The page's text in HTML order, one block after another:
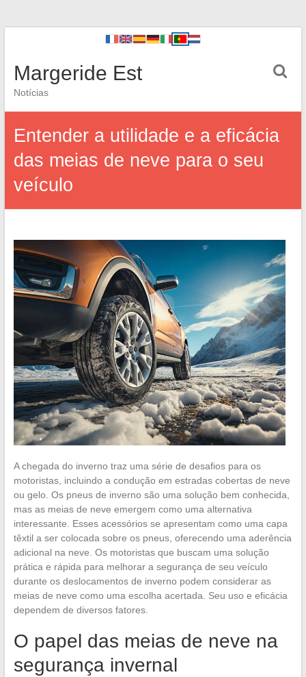
Margeride Est
Notícias
Entender a utilidade e a eficácia
das meias de neve para o seu
veículo
A chegada do inverno traz uma série de desafios para os
motoristas, incluindo a condução em estradas cobertas de neve
ou gelo. Os pneus de inverno são uma solução bem conhecida,
mas as meias de neve emergem como uma alternativa
interessante. Esses acessórios se apresentam como uma capa
têxtil a ser colocada sobre os pneus, oferecendo uma aderência
adicional na neve. Os motoristas que buscam uma solução
prática e rápida para melhorar a segurança de seu veículo
durante os deslocamentos de inverno podem considerar as
meias de neve como uma escolha acertada. Seu uso e eficácia
dependem de diversos fatores.
O papel das meias de neve na
segurança invernal